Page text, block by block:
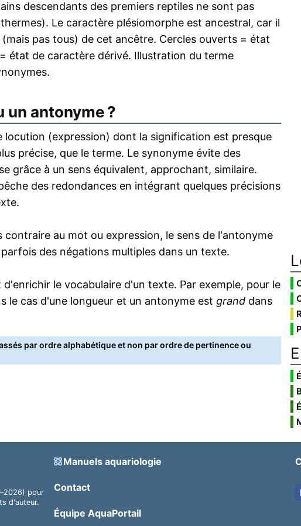
descendants des premiers reptiles ne sont pas
Le caractère plésiomorphe est ancestral, car il
pas tous) de cet ancêtre. Cercles ouverts = état
état de caractère dérivé. Illustration du terme
un antonyme ?
locution (expression) dont la signification est presque
précise, que le terme. Le synonyme évite des
grâce à un sens équivalent, approchant, similaire.
des redondances en intégrant quelques précisions
au mot ou expression, le sens de l'antonyme
des négations multiples dans un texte.
le vocabulaire d'un texte. Par exemple, pour le
le cas d'une longueur et un antonyme est grand dans
par ordre alphabétique et non par ordre de pertinence ou
pour
d'auteur.
Manuels aquariologie
Contact
Équipe AquaPortail